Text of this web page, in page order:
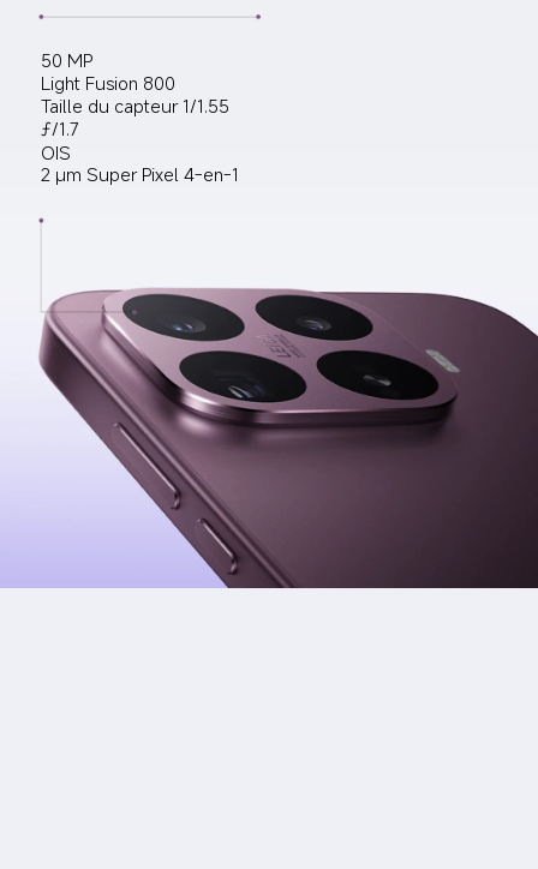
50 MP
Light Fusion 800
Taille du capteur 1/1.55
ƒ/1.7
OIS
2 µm Super Pixel 4-en-1